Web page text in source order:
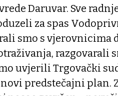
Daruvar. Sve
za spas
smo s vjerovnicima
razgovarali
uvjerili Trgovački
predstečajni plan.